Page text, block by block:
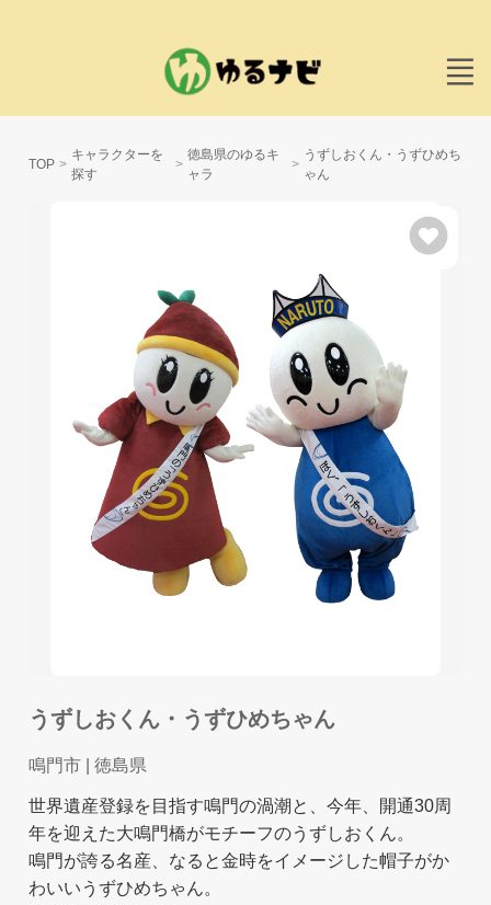
TOP
キャラクターを
探す
徳島県のゆるキ
ャラ
うずしおくん・うずひめち
ゃん
うずしおくん・うずひめちゃん
鳴門市 | 徳島県
世界遺産登録を目指す鳴門の渦潮と、今年、開通30周
年を迎えた大鳴門橋がモチーフのうずしおくん。
鳴門が誇る名産、なると金時をイメージした帽子がか
わいいうずひめちゃん。